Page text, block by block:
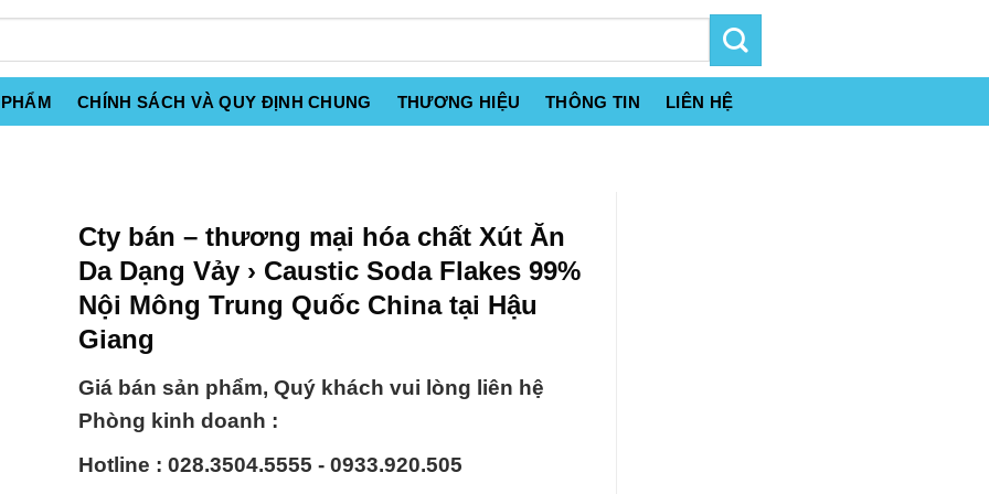
CHÍNH SÁCH VÀ QUY ĐỊNH CHUNG THƯƠNG HIỆU THÔNG TIN LIÊN HỆ
Cty bán – thương mại hóa chất Xút Ăn
Da Dạng Vảy › Caustic Soda Flakes 99%
Nội Mông Trung Quốc China tại Hậu
Giang
Giá bán sản phẩm, Quý khách vui lòng liên hệ
Phòng kinh doanh :
Hotline : 028.3504.5555 - 0933.920.505